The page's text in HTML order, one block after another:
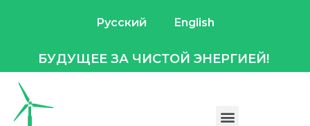
Русский English
БУДУЩЕЕ ЗА ЧИСТОЙ ЭНЕРГИЕЙ!